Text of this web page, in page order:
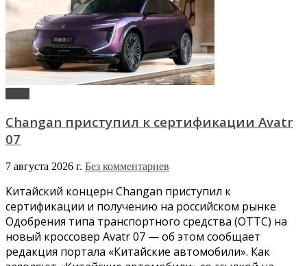
Changan приступил к сертификации Avatr
07
7 августа 2026 г. Без комментариев
Китайский концерн Changan приступил к
сертификации и получению на российском рынке
Одобрения типа транспортного средства (ОТТС) на
новый кроссовер Avatr 07 — об этом сообщает
редакция портала «Китайские автомобили». Как